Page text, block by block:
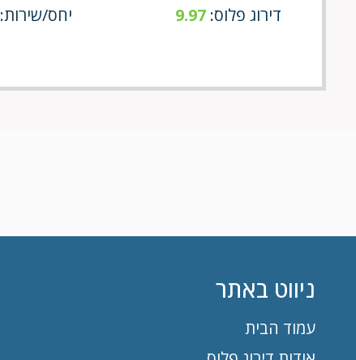
דירוג פלוס: 9.97 יחס/שירות: 10/9
ניווט באתר
עמוד הבית